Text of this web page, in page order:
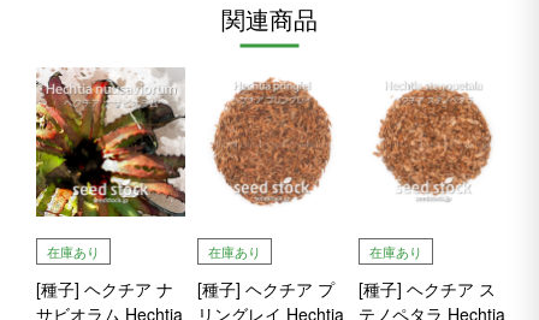
関連商品
在庫あり
[種子] ヘクチア ナ
サビオラム Hechtia
在庫あり
[種子] ヘクチア プ
リングレイ Hechtia
在庫あり
[種子] ヘクチア ス
テノペタラ Hechtia